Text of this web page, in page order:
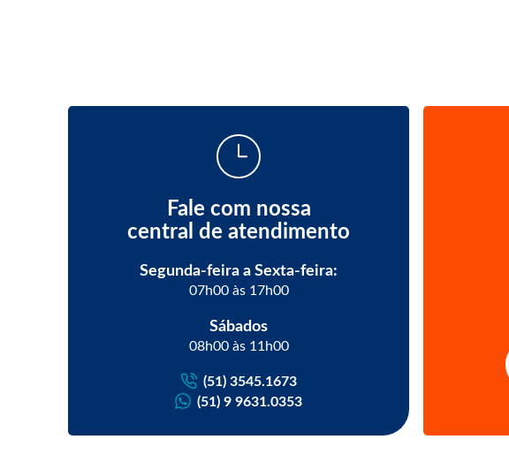
Fale com nossa
central de atendimento
Segunda-feira a Sexta-feira:
07h00 às 17h00
Sábados
08h00 às 11h00
(51) 3545.1673
(51) 9 9631.0353